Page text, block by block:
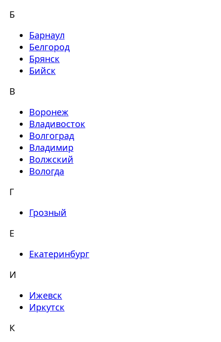
Б
Барнаул
Белгород
Брянск
Бийск
В
Воронеж
Владивосток
Волгоград
Владимир
Волжский
Вологда
Г
Грозный
Е
Екатеринбург
И
Ижевск
Иркутск
К